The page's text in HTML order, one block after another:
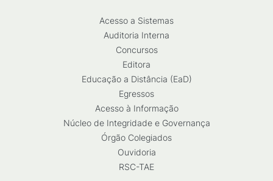
Acesso a Sistemas
Auditoria Interna
Concursos
Editora
Educação a Distância (EaD)
Egressos
Acesso à Informação
Núcleo de Integridade e Governança
Órgão Colegiados
Ouvidoria
RSC-TAE